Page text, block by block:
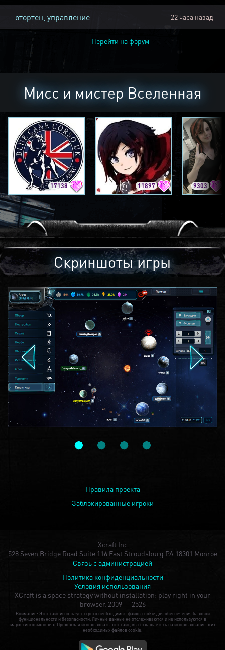
отортен, управление 22 часа назад
Перейти на форум
Мисс и мистер Вселенная
17138 11897 9303
Скриншоты игры
Правила проекта
Заблокированные игроки
Xcraft Inc
528 Seven Bridge Road Suite 116 East Stroudsburg PA 18301 Monroe
Связь с администрацией
Политика конфиденциальности
Условия использования
XCraft is a space strategy without installation: play right in your
browser. 2009 — 2526
Внимание: Этот сайт использует строго необходимые файлы cookie для обеспечения базовой
функциональности и безопасности. Личные данные не отслеживаются и не используются в
маркетинговых целях. Продолжая использовать этот сайт, вы соглашаетесь на использование этих
необходимых файлов cookie.